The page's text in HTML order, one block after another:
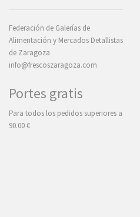
Federación de Galerías de
Alimentación y Mercados Detallistas
de Zaragoza
info@frescoszaragoza.com
Portes gratis
Para todos los pedidos superiores a
90.00 €